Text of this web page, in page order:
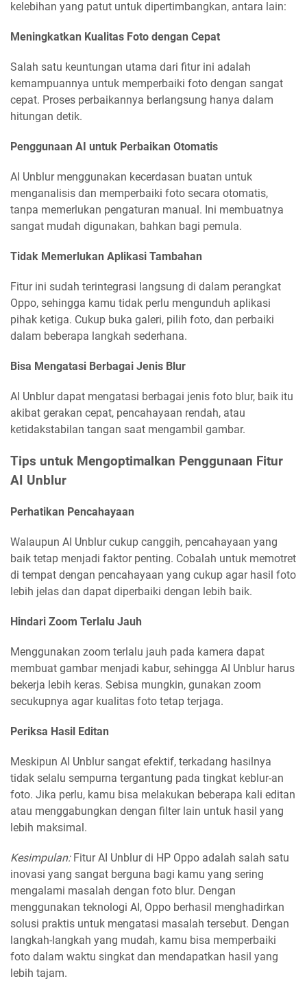
kelebihan yang patut untuk dipertimbangkan, antara lain:
Meningkatkan Kualitas Foto dengan Cepat
Salah satu keuntungan utama dari fitur ini adalah
kemampuannya untuk memperbaiki foto dengan sangat
cepat. Proses perbaikannya berlangsung hanya dalam
hitungan detik.
Penggunaan AI untuk Perbaikan Otomatis
AI Unblur menggunakan kecerdasan buatan untuk
menganalisis dan memperbaiki foto secara otomatis,
tanpa memerlukan pengaturan manual. Ini membuatnya
sangat mudah digunakan, bahkan bagi pemula.
Tidak Memerlukan Aplikasi Tambahan
Fitur ini sudah terintegrasi langsung di dalam perangkat
Oppo, sehingga kamu tidak perlu mengunduh aplikasi
pihak ketiga. Cukup buka galeri, pilih foto, dan perbaiki
dalam beberapa langkah sederhana.
Bisa Mengatasi Berbagai Jenis Blur
AI Unblur dapat mengatasi berbagai jenis foto blur, baik itu
akibat gerakan cepat, pencahayaan rendah, atau
ketidakstabilan tangan saat mengambil gambar.
Tips untuk Mengoptimalkan Penggunaan Fitur
AI Unblur
Perhatikan Pencahayaan
Walaupun AI Unblur cukup canggih, pencahayaan yang
baik tetap menjadi faktor penting. Cobalah untuk memotret
di tempat dengan pencahayaan yang cukup agar hasil foto
lebih jelas dan dapat diperbaiki dengan lebih baik.
Hindari Zoom Terlalu Jauh
Menggunakan zoom terlalu jauh pada kamera dapat
membuat gambar menjadi kabur, sehingga AI Unblur harus
bekerja lebih keras. Sebisa mungkin, gunakan zoom
secukupnya agar kualitas foto tetap terjaga.
Periksa Hasil Editan
Meskipun AI Unblur sangat efektif, terkadang hasilnya
tidak selalu sempurna tergantung pada tingkat keblur-an
foto. Jika perlu, kamu bisa melakukan beberapa kali editan
atau menggabungkan dengan filter lain untuk hasil yang
lebih maksimal.
Kesimpulan:Fitur AI Unblur di HP Oppo adalah salah satu
inovasi yang sangat berguna bagi kamu yang sering
mengalami masalah dengan foto blur. Dengan
menggunakan teknologi AI, Oppo berhasil menghadirkan
solusi praktis untuk mengatasi masalah tersebut. Dengan
langkah-langkah yang mudah, kamu bisa memperbaiki
foto dalam waktu singkat dan mendapatkan hasil yang
lebih tajam.